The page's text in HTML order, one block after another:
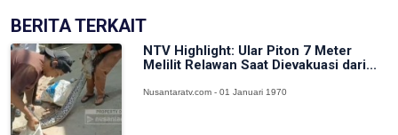
BERITA TERKAIT
NTV Highlight: Ular Piton 7 Meter
Melilit Relawan Saat Dievakuasi dari...
Nusantaratv.com - 01 Januari 1970